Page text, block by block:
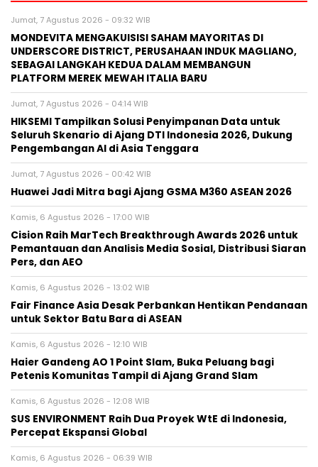
Jumat, 7 Agustus 2026 - 09:32 WIB
MONDEVITA MENGAKUISISI SAHAM MAYORITAS DI
UNDERSCORE DISTRICT, PERUSAHAAN INDUK MAGLIANO,
SEBAGAI LANGKAH KEDUA DALAM MEMBANGUN
PLATFORM MEREK MEWAH ITALIA BARU
Jumat, 7 Agustus 2026 - 04:14 WIB
HIKSEMI Tampilkan Solusi Penyimpanan Data untuk
Seluruh Skenario di Ajang DTI Indonesia 2026, Dukung
Pengembangan AI di Asia Tenggara
Jumat, 7 Agustus 2026 - 00:42 WIB
Huawei Jadi Mitra bagi Ajang GSMA M360 ASEAN 2026
Kamis, 6 Agustus 2026 - 17:00 WIB
Cision Raih MarTech Breakthrough Awards 2026 untuk
Pemantauan dan Analisis Media Sosial, Distribusi Siaran
Pers, dan AEO
Kamis, 6 Agustus 2026 - 13:02 WIB
Fair Finance Asia Desak Perbankan Hentikan Pendanaan
untuk Sektor Batu Bara di ASEAN
Kamis, 6 Agustus 2026 - 12:10 WIB
Haier Gandeng AO 1 Point Slam, Buka Peluang bagi
Petenis Komunitas Tampil di Ajang Grand Slam
Kamis, 6 Agustus 2026 - 12:08 WIB
SUS ENVIRONMENT Raih Dua Proyek WtE di Indonesia,
Percepat Ekspansi Global
Kamis, 6 Agustus 2026 - 06:39 WIB